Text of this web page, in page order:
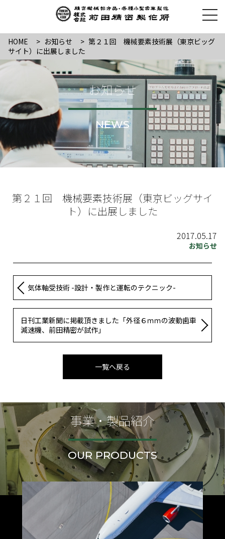
HOME > お知らせ > 第２１回 機械要素技術展（東京ビッグ
サイト）に出展しました
お知らせ
NEWS
第２１回 機械要素技術展（東京ビッグサイ
ト）に出展しました
2017.05.17
お知らせ
気体軸受技術 -設計・製作と運転のテクニック-
日刊工業新聞に掲載頂きました「外径６ｍｍの波動歯車
減速機、前田精密が試作」
一覧へ戻る
事業・製品紹介
OUR PRODUCTS